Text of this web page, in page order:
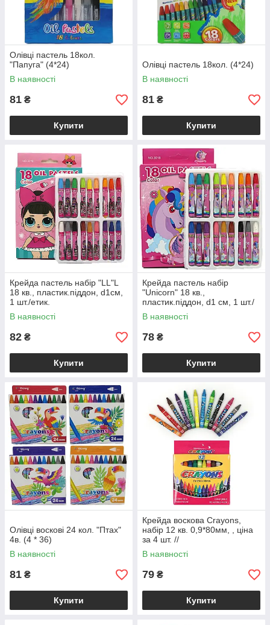
Олівці пастель 18кол.
"Папуга" (4*24)
В наявності
81 ₴
Купити
Олівці пастель 18кол. (4*24)
В наявності
81 ₴
Купити
Крейда пастель набір "LL"L
18 кв., пластик.піддон, d1см,
1 шт./етик.
В наявності
82 ₴
Купити
Крейда пастель набір
"Unicorn" 18 кв.,
пластик.піддон, d1 см, 1 шт./
етик.
В наявності
78 ₴
Купити
Олівці воскові 24 кол. "Птах"
4в. (4 * 36)
В наявності
81 ₴
Купити
Крейда воскова Crayons,
набір 12 кв. 0,9*80мм, , ціна
за 4 шт. //
В наявності
79 ₴
Купити